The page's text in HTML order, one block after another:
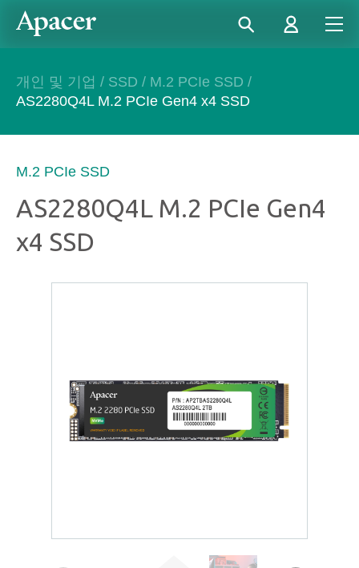
개인 및 기업 / SSD / M.2 PCIe SSD /
AS2280Q4L M.2 PCIe Gen4 x4 SSD
M.2 PCIe SSD
AS2280Q4L M.2 PCIe Gen4
x4 SSD